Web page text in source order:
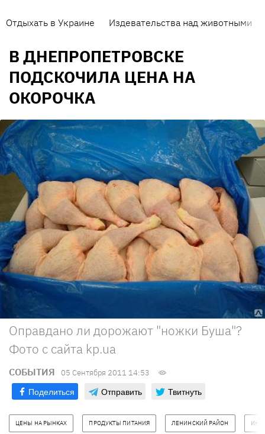
Отдыхать в Украине Издевательства над животными
В ДНЕПРОПЕТРОВСКЕ
ПОДСКОЧИЛА ЦЕНА НА
ОКОРОЧКА
Оправдано ли дорожают "ножки Буша"?
Фото с сайта kp.ua
СОБЫТИЯ 05 Сентября 2011 14:53
Поделиться Отправить Твитнуть
ЦЕНЫ НА РЫНКАХ ПРОДУКТЫ ПИТАНИЯ ЛЕНИНСКИЙ РАЙОН